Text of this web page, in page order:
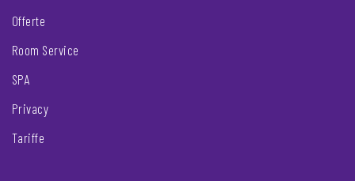
Offerte
Room Service
SPA
Privacy
Tariffe